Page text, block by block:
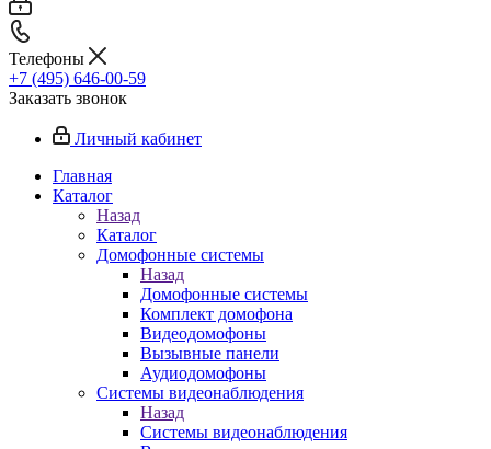
Телефоны
+7 (495) 646-00-59
Заказать звонок
Личный кабинет
Главная
Каталог
Назад
Каталог
Домофонные системы
Назад
Домофонные системы
Комплект домофона
Видеодомофоны
Вызывные панели
Аудиодомофоны
Системы видеонаблюдения
Назад
Системы видеонаблюдения